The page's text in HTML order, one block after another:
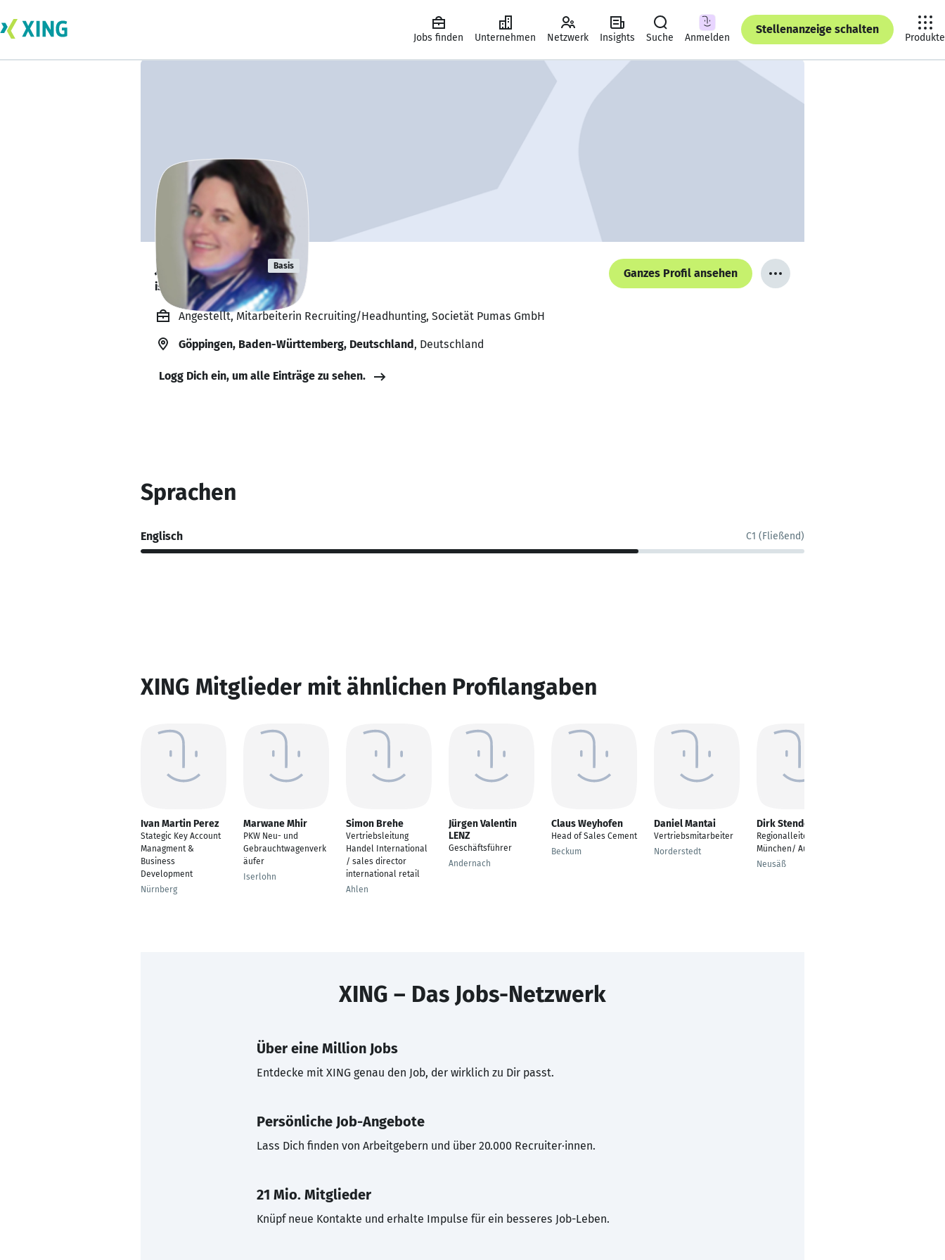
Jobs finden Unternehmen Netzwerk Insights Suche Anmelden
Stellenanzeige schalten
Produkte
Juli Haegele Basis
ist gesund und munter. 🥦
Ganzes Profil ansehen
Angestellt, Mitarbeiterin Recruiting/Headhunting, Societät Pumas GmbH
Göppingen, Baden-Württemberg, Deutschland, Deutschland
Logg Dich ein, um alle Einträge zu sehen.
Sprachen
Englisch C1 (Fließend)
XING Mitglieder mit ähnlichen Profilangaben
Ivan Martin Perez
Stategic Key Account
Managment &
Business
Development
Nürnberg
Marwane Mhir
PKW Neu- und
Gebrauchtwagenverk
äufer
Iserlohn
Simon Brehe
Vertriebsleitung
Handel International
/ sales director
international retail
Ahlen
Jürgen Valentin
LENZ
Geschäftsführer
Andernach
Claus Weyhofen
Head of Sales Cement
Beckum
Daniel Mantai
Vertriebsmitarbeiter
Norderstedt
Dirk Stender
Regionalleiter
München/ Augsburg
Neusäß
XING – Das Jobs-Netzwerk
Über eine Million Jobs
Entdecke mit XING genau den Job, der wirklich zu Dir passt.
Persönliche Job-Angebote
Lass Dich finden von Arbeitgebern und über 20.000 Recruiter·innen.
21 Mio. Mitglieder
Knüpf neue Kontakte und erhalte Impulse für ein besseres Job-Leben.